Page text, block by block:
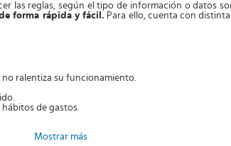
las reglas, según el tipo de información o datos
forma rápida y fácil. Para ello, cuenta con
ralentiza su funcionamiento.
de gastos.
Mostrar más